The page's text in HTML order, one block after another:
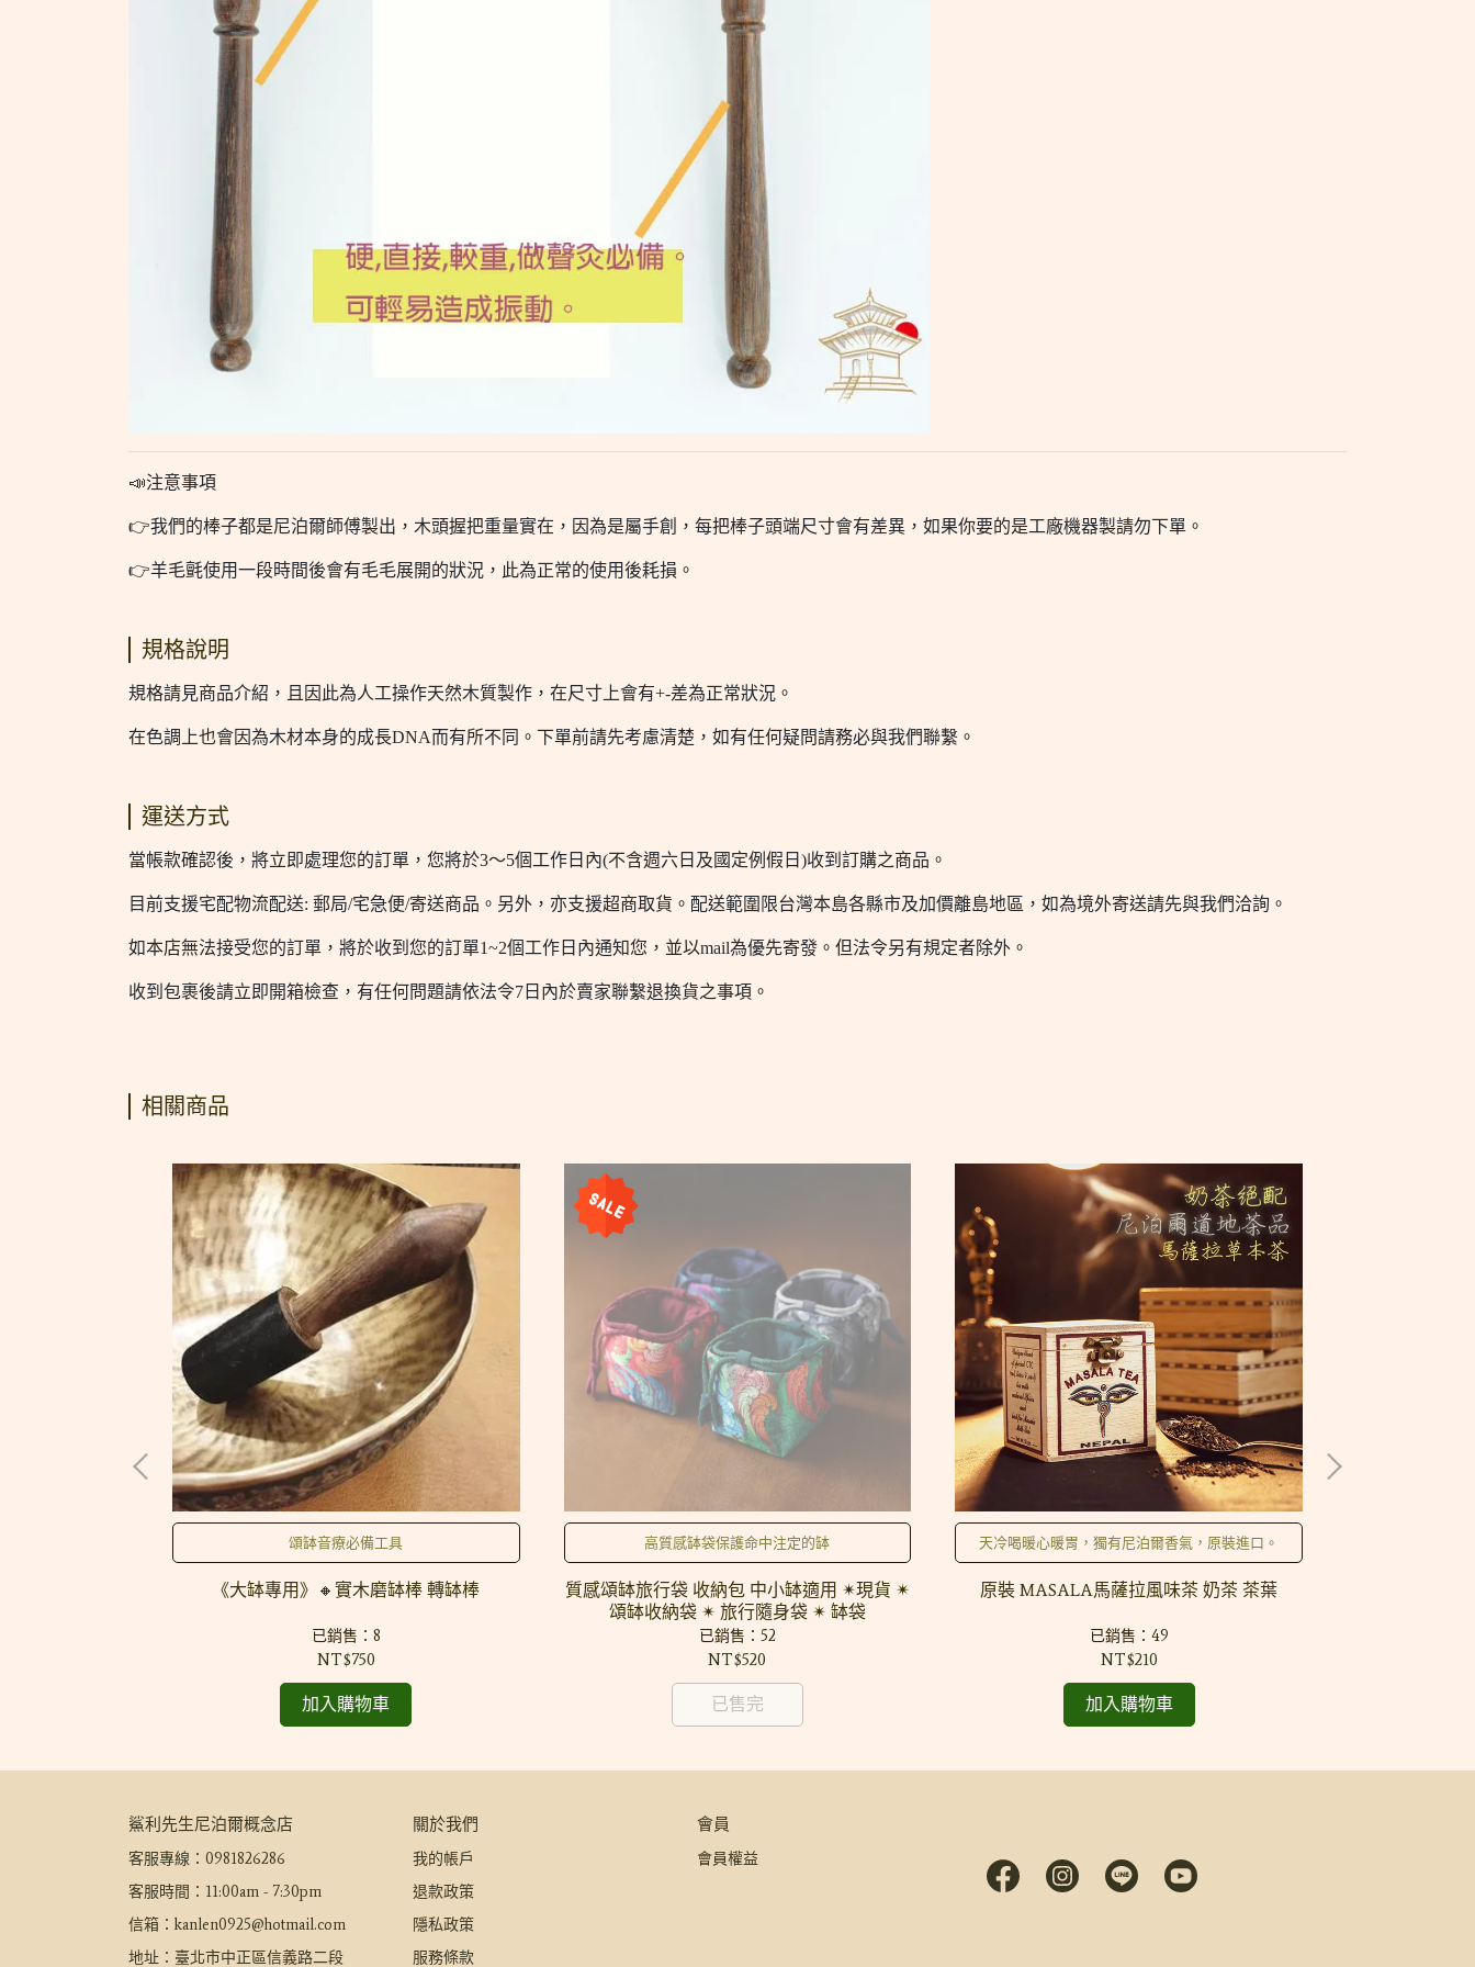
📣注意事項
👉我們的棒子都是尼泊爾師傅製出，木頭握把重量實在，因為是屬手創，每把棒子頭端尺寸會有差異，如果你要的是工廠機器製請勿下單。
👉羊毛氈使用一段時間後會有毛毛展開的狀況，此為正常的使用後耗損。
規格說明
規格請見商品介紹，且因此為人工操作天然木質製作，在尺寸上會有+-差為正常狀況。
在色調上也會因為木材本身的成長DNA而有所不同。下單前請先考慮清楚，如有任何疑問請務必與我們聯繫。
運送方式
當帳款確認後，將立即處理您的訂單，您將於3～5個工作日內(不含週六日及國定例假日)收到訂購之商品。
目前支援宅配物流配送: 郵局/宅急便/寄送商品。另外，亦支援超商取貨。配送範圍限台灣本島各縣市及加價離島地區，如為境外寄送請先與我們洽詢。
如本店無法接受您的訂單，將於收到您的訂單1~2個工作日內通知您，並以mail為優先寄發。但法令另有規定者除外。
收到包裹後請立即開箱檢查，有任何問題請依法令7日內於賣家聯繫退換貨之事項。
相關商品
頌缽音療必備工具
《大缽專用》🔸實木磨缽棒 轉缽棒
已銷售：8
NT$750
加入購物車
高質感缽袋保護命中注定的缽
質感頌缽旅行袋 收納包 中小缽適用 ✴現貨 ✴
頌缽收納袋 ✴ 旅行隨身袋 ✴ 缽袋
已銷售：52
NT$520
已售完
天冷喝暖心暖胃，獨有尼泊爾香氣，原裝進口。
原裝 MASALA馬薩拉風味茶 奶茶 茶葉
已銷售：49
NT$210
加入購物車
鯊利先生尼泊爾概念店
客服專線：0981826286
客服時間：11:00am - 7:30pm
信箱：kanlen0925@hotmail.com
地址：臺北市中正區信義路二段
關於我們
我的帳戶
退款政策
隱私政策
服務條款
會員
會員權益